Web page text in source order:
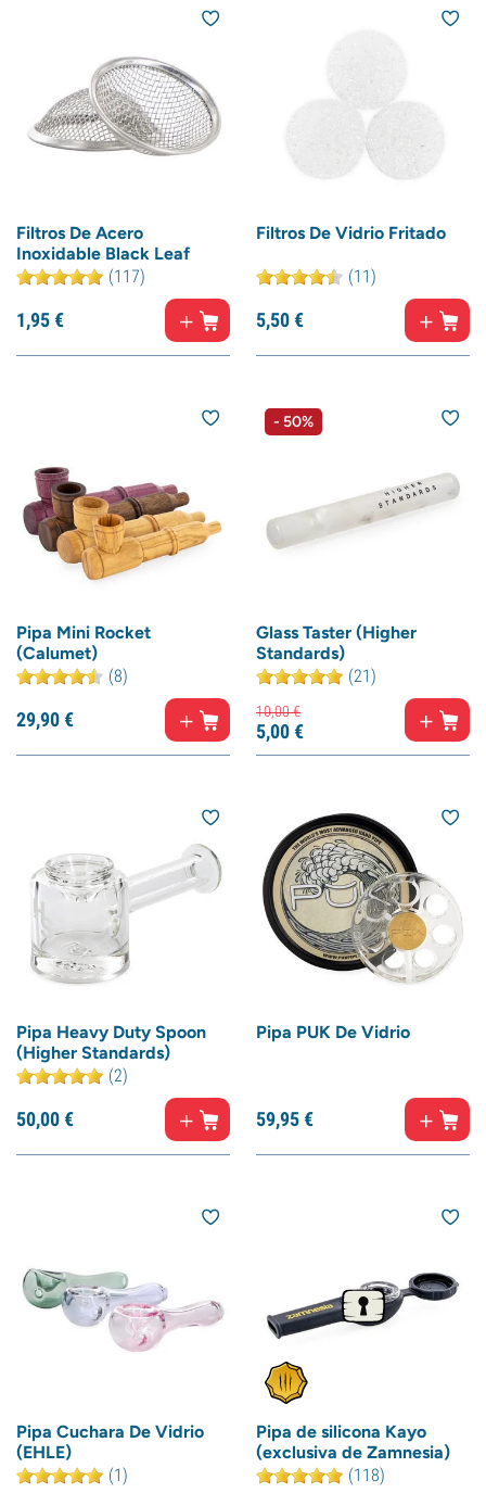
Filtros De Acero
Inoxidable Black Leaf
(117)
1,95€
Filtros De Vidrio Fritado
(11)
5,50€
Pipa Mini Rocket
(Calumet)
(8)
29,90€
- 50%
Glass Taster (Higher
Standards)
(21)
10,00€
5,00€
Pipa Heavy Duty Spoon
(Higher Standards)
(2)
50,00€
Pipa PUK De Vidrio
59,95€
Pipa Cuchara De Vidrio
(EHLE)
(1)
Pipa de silicona Kayo
(exclusiva de Zamnesia)
(118)